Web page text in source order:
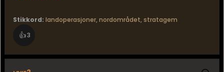
Stikkord: landoperasjoner, nordområdet, stratagem
👍3